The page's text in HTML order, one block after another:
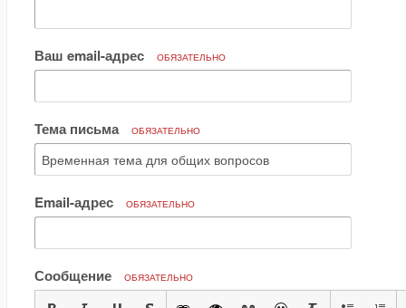
Ваш email-адрес ОБЯЗАТЕЛЬНО
Тема письма ОБЯЗАТЕЛЬНО
Email-адрес ОБЯЗАТЕЛЬНО
Сообщение ОБЯЗАТЕЛЬНО